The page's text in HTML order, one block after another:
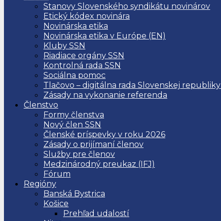
Stanovy Slovenského syndikátu novinárov
Etický kódex novinára
Novinárska etika
Novinárska etika v Európe (EN)
Kluby SSN
Riadiace orgány SSN
Kontrolná rada SSN
Sociálna pomoc
Tlačovo – digitálna rada Slovenskej republiky
Zásady na vykonanie referenda
Členstvo
Formy členstva
Nový člen SSN
Členské príspevky v roku 2026
Zásady o prijímaní členov
Služby pre členov
Medzinárodný preukaz (IFJ)
Fórum
Regióny
Banská Bystrica
Košice
Prehľad udalostí